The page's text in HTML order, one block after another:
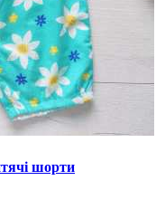
шорти